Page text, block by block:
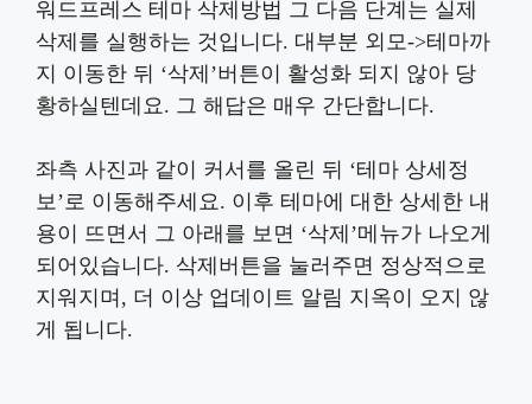
워드프레스 테마 삭제방법 그 다음 단계는 실제
삭제를 실행하는 것입니다. 대부분 외모->테마까
지 이동한 뒤 ‘삭제’버튼이 활성화 되지 않아 당
황하실텐데요. 그 해답은 매우 간단합니다.
좌측 사진과 같이 커서를 올린 뒤 ‘테마 상세정
보’로 이동해주세요. 이후 테마에 대한 상세한 내
용이 뜨면서 그 아래를 보면 ‘삭제’메뉴가 나오게
되어있습니다. 삭제버튼을 눌러주면 정상적으로
지워지며, 더 이상 업데이트 알림 지옥이 오지 않
게 됩니다.